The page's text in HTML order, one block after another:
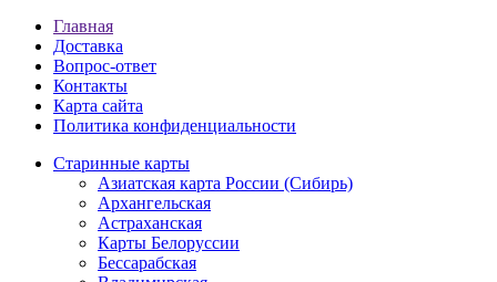
Главная
Доставка
Вопрос-ответ
Контакты
Карта сайта
Политика конфиденциальности
Старинные карты
Азиатская карта России (Сибирь)
Архангельская
Астраханская
Карты Белоруссии
Бессарабская